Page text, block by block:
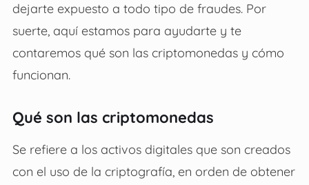
dejarte expuesto a todo tipo de fraudes. Por
suerte, aquí estamos para ayudarte y te
contaremos qué son las criptomonedas y cómo
funcionan.
Qué son las criptomonedas
Se refiere a los activos digitales que son creados
con el uso de la criptografía, en orden de obtener